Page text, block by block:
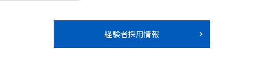
経験者採用情報